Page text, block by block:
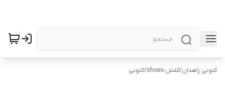
کتونی زاهدان/کفش-shoes /کتونی